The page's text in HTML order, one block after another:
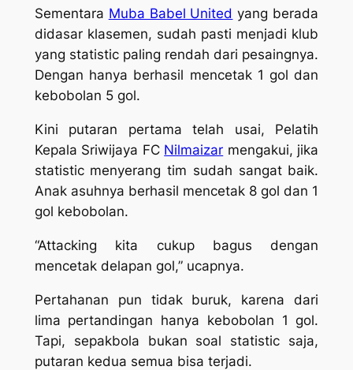
Sementara Muba Babel United yang berada
didasar klasemen, sudah pasti menjadi klub
yang statistic paling rendah dari pesaingnya.
Dengan hanya berhasil mencetak 1 gol dan
kebobolan 5 gol.
Kini putaran pertama telah usai, Pelatih
Kepala Sriwijaya FC Nilmaizar mengakui, jika
statistic menyerang tim sudah sangat baik.
Anak asuhnya berhasil mencetak 8 gol dan 1
gol kebobolan.
“Attacking kita cukup bagus dengan
mencetak delapan gol,” ucapnya.
Pertahanan pun tidak buruk, karena dari
lima pertandingan hanya kebobolan 1 gol.
Tapi, sepakbola bukan soal statistic saja,
putaran kedua semua bisa terjadi.